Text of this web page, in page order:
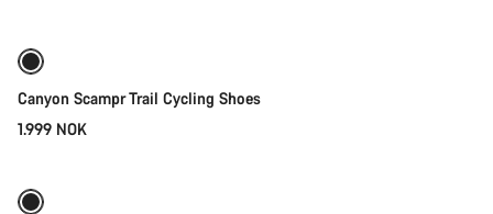
Canyon Scampr Trail Cycling Shoes
1.999 NOK